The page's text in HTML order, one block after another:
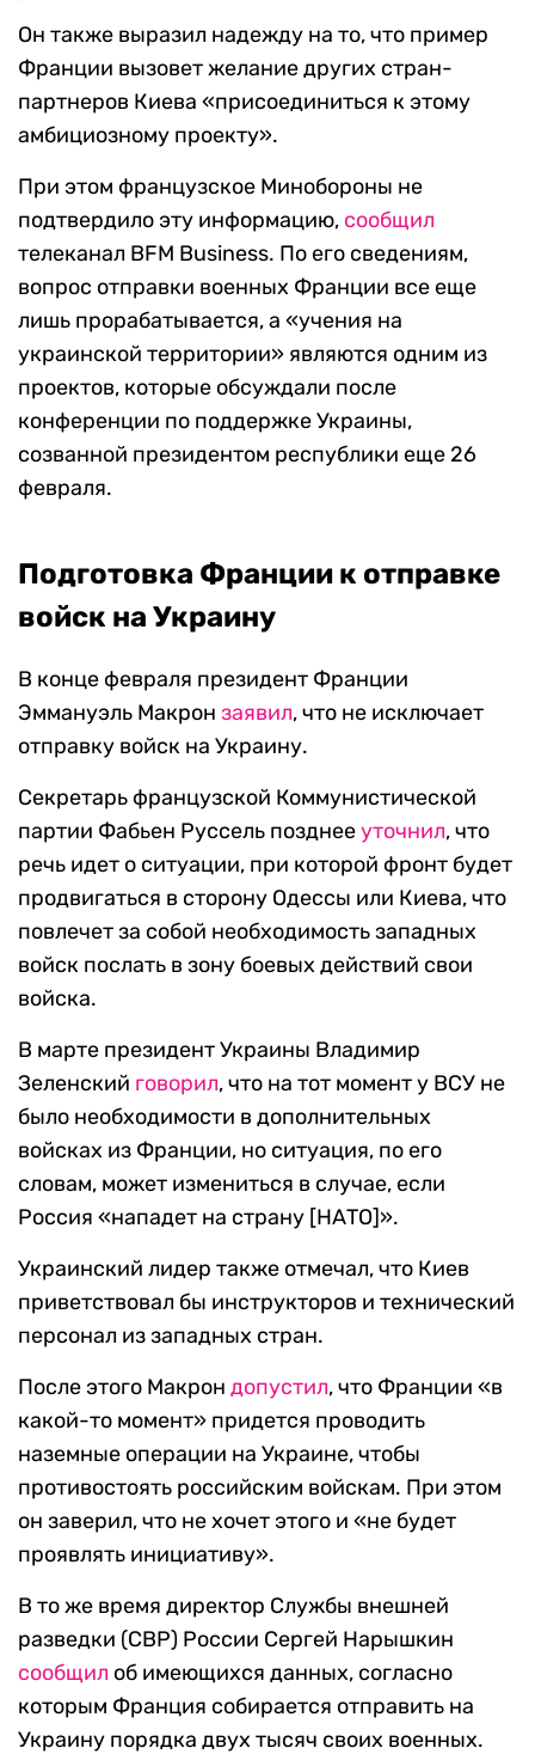
Он также выразил надежду на то, что пример
Франции вызовет желание других стран-
партнеров Киева «присоединиться к этому
амбициозному проекту».
При этом французское Минобороны не
подтвердило эту информацию, сообщил
телеканал BFM Business. По его сведениям,
вопрос отправки военных Франции все еще
лишь прорабатывается, а «учения на
украинской территории» являются одним из
проектов, которые обсуждали после
конференции по поддержке Украины,
созванной президентом республики еще 26
февраля.
Подготовка Франции к отправке
войск на Украину
В конце февраля президент Франции
Эммануэль Макрон заявил, что не исключает
отправку войск на Украину.
Секретарь французской Коммунистической
партии Фабьен Руссель позднееуточнил, что
речь идет о ситуации, при которой фронт будет
продвигаться в сторону Одессы или Киева, что
повлечет за собой необходимость западных
войск послать в зону боевых действий свои
войска.
В марте президент Украины Владимир
Зеленский говорил, что на тот момент у ВСУ не
было необходимости в дополнительных
войсках из Франции, но ситуация, по его
словам, может измениться в случае, если
Россия «нападет на страну [НАТО]».
Украинский лидер также отмечал, что Киев
приветствовал бы инструкторов и технический
персонал из западных стран.
После этого Макрон допустил, что Франции «в
какой-то момент» придется проводить
наземные операции на Украине, чтобы
противостоять российским войскам. При этом
он заверил, что не хочет этого и «не будет
проявлять инициативу».
В то же время директор Службы внешней
разведки (СВР) России Сергей Нарышкин
сообщил об имеющихся данных, согласно
которым Франция собирается отправить на
Украину порядка двух тысяч своих военных.